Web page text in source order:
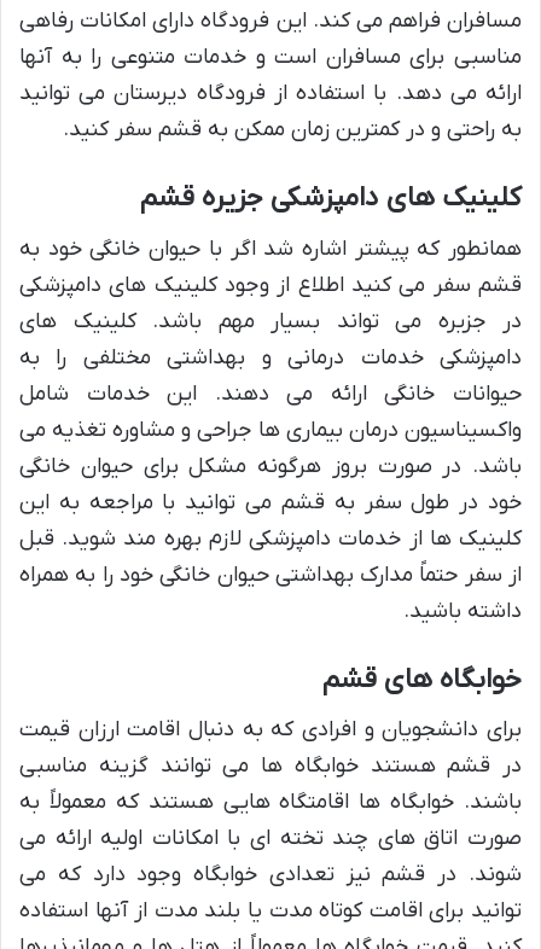
مسافران فراهم می کند. این فرودگاه دارای امکانات رفاهی
مناسبی برای مسافران است و خدمات متنوعی را به آنها
ارائه می دهد. با استفاده از فرودگاه دیرستان می توانید
به راحتی و در کمترین زمان ممکن به قشم سفر کنید.
کلینیک های دامپزشکی جزیره قشم
همانطور که پیشتر اشاره شد اگر با حیوان خانگی خود به
قشم سفر می کنید اطلاع از وجود کلینیک های دامپزشکی
در جزیره می تواند بسیار مهم باشد. کلینیک های
دامپزشکی خدمات درمانی و بهداشتی مختلفی را به
حیوانات خانگی ارائه می دهند. این خدمات شامل
واکسیناسیون درمان بیماری ها جراحی و مشاوره تغذیه می
باشد. در صورت بروز هرگونه مشکل برای حیوان خانگی
خود در طول سفر به قشم می توانید با مراجعه به این
کلینیک ها از خدمات دامپزشکی لازم بهره مند شوید. قبل
از سفر حتماً مدارک بهداشتی حیوان خانگی خود را به همراه
داشته باشید.
خوابگاه های قشم
برای دانشجویان و افرادی که به دنبال اقامت ارزان قیمت
در قشم هستند خوابگاه ها می توانند گزینه مناسبی
باشند. خوابگاه ها اقامتگاه هایی هستند که معمولاً به
صورت اتاق های چند تخته ای با امکانات اولیه ارائه می
شوند. در قشم نیز تعدادی خوابگاه وجود دارد که می
توانید برای اقامت کوتاه مدت یا بلند مدت از آنها استفاده